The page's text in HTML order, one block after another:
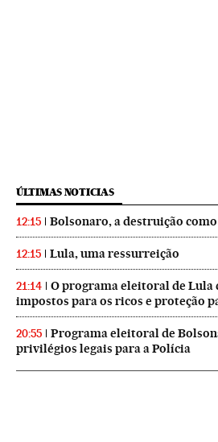
ÚLTIMAS NOTICIAS
12:15 Bolsonaro, a destruição
12:15 Lula, uma ressurreição
21:14
O programa eleitoral de Lula
impostos para os ricos e proteção
20:55
Programa eleitoral de
privilégios legais para a Polícia